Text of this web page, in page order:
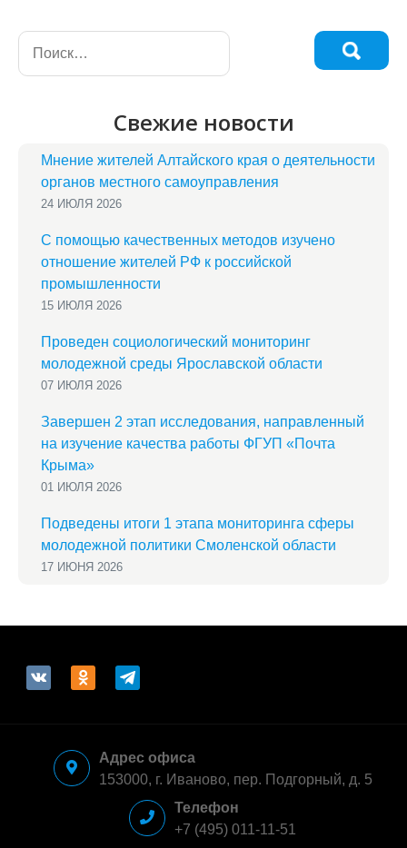
Свежие новости
Мнение жителей Алтайского края о деятельности
органов местного самоуправления
24 ИЮЛЯ 2026
С помощью качественных методов изучено
отношение жителей РФ к российской
промышленности
15 ИЮЛЯ 2026
Проведен социологический мониторинг
молодежной среды Ярославской области
07 ИЮЛЯ 2026
Завершен 2 этап исследования, направленный
на изучение качества работы ФГУП «Почта
Крыма»
01 ИЮЛЯ 2026
Подведены итоги 1 этапа мониторинга сферы
молодежной политики Смоленской области
17 ИЮНЯ 2026
vkontakteodnoklassniki
telegram
Адрес офиса
153000, г. Иваново, пер. Подгорный, д. 5
Телефон
+7 (495) 011-11-51